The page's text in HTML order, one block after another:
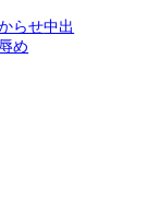
らせ中出
め